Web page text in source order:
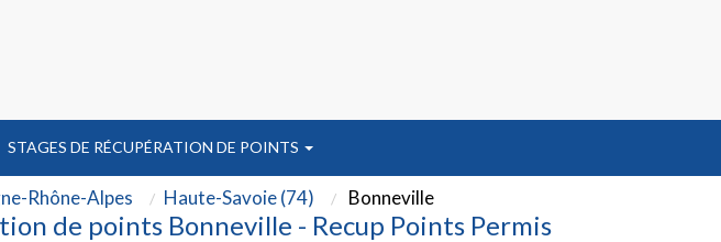
STAGES DE RÉCUPÉRATION DE POINTS
Rhône-Alpes Haute-Savoie (74) Bonneville
de points Bonneville - Recup Points Permis